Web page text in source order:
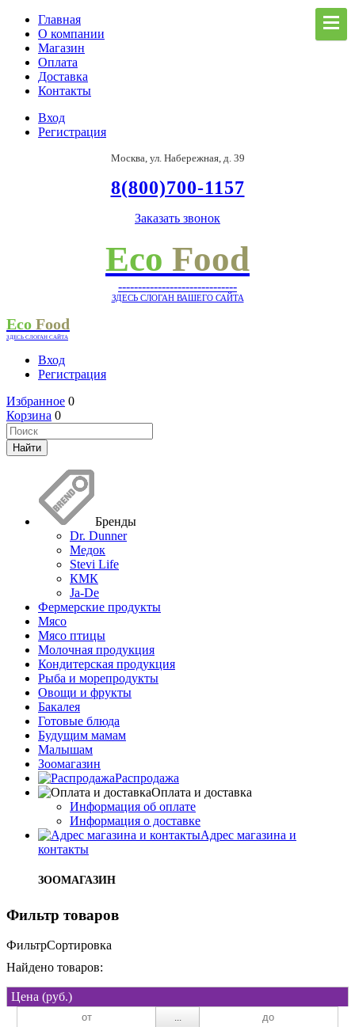
Главная
О компании
Магазин
Оплата
Доставка
Контакты
Вход
Регистрация
Москва, ул. Набережная, д. 39
8(800)700-1157
Заказать звонок
Eco Food
------------------------------
ЗДЕСЬ СЛОГАН ВАШЕГО САЙТА
Eco Food
ЗДЕСЬ СЛОГАН САЙТА
Вход
Регистрация
Избранное 0
Корзина 0
Бренды
Dr. Dunner
Медок
Stevi Life
КМК
Ja-De
Фермерские продукты
Мясо
Мясо птицы
Молочная продукция
Кондитерская продукция
Рыба и морепродукты
Овощи и фрукты
Бакалея
Готовые блюда
Будущим мамам
Малышам
Зоомагазин
Распродажа
Оплата и доставка
Информация об оплате
Информация о доставке
Адрес магазина и
контакты
ЗООМАГАЗИН
Фильтр товаров
ФильтрСортировка
Найдено товаров:
Цена (руб.)
...